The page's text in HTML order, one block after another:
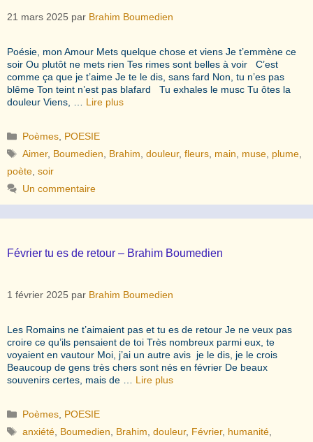
21 mars 2025 par Brahim Boumedien
Poésie, mon Amour Mets quelque chose et viens Je t’emmène ce
soir Ou plutôt ne mets rien Tes rimes sont belles à voir C’est
comme ça que je t’aime Je te le dis, sans fard Non, tu n’es pas
blême Ton teint n’est pas blafard Tu exhales le musc Tu ôtes la
douleur Viens, … Lire plus
Catégories
Poèmes POESIE
Étiquettes
Aimer, Boumedien Brahim ,douleur,fleurs main muse plume
poète soir
Un commentaire
Février tu es de retour – Brahim Boumedien
1 février 2025 par Brahim Boumedien
Les Romains ne t’aimaient pas et tu es de retour Je ne veux pas
croire ce qu’ils pensaient de toi Très nombreux parmi eux, te
voyaient en vautour Moi, j’ai un autre avis je le dis, je le crois
Beaucoup de gens très chers sont nés en février De beaux
souvenirs certes, mais de … Lire plus
Catégories
Poèmes POESIE
Étiquettes
anxiété Boumedien Brahim ,douleur, Février, humanité